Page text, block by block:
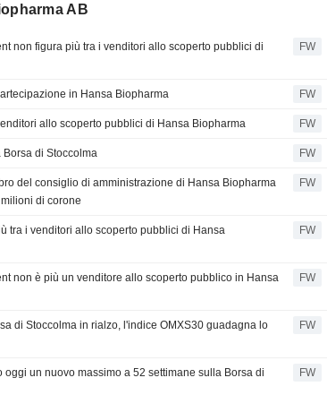
AB
non figura più tra i venditori allo scoperto pubblici di
FW
in Hansa Biopharma FW
allo scoperto pubblici di Hansa Biopharma FW
di Stoccolma FW
del consiglio di amministrazione di Hansa Biopharma
di corone
FW
tra i venditori allo scoperto pubblici di Hansa
FW
non è più un venditore allo scoperto pubblico in Hansa
FW
di Stoccolma in rialzo, l'indice OMXS30 guadagna lo
FW
oggi un nuovo massimo a 52 settimane sulla Borsa di
FW